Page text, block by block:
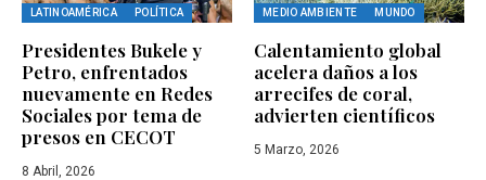
LATINOAMÉRICA POLÍTICA
Presidentes Bukele y
Petro, enfrentados
nuevamente en Redes
Sociales por tema de
presos en CECOT
8 Abril, 2026
MEDIO AMBIENTE MUNDO
Calentamiento global
acelera daños a los
arrecifes de coral,
advierten científicos
5 Marzo, 2026